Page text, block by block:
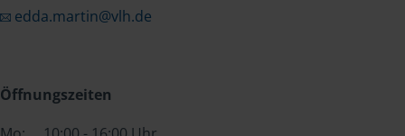
edda.martin@vlh.de
Öffnungszeiten